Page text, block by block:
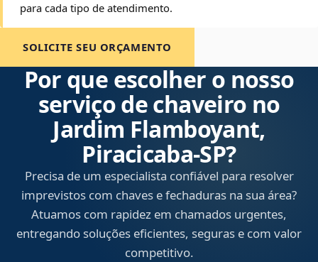
para cada tipo de atendimento.
SOLICITE SEU ORÇAMENTO
Por que escolher o nosso
serviço de chaveiro no
Jardim Flamboyant,
Piracicaba‑SP?
Precisa de um especialista confiável para resolver
imprevistos com chaves e fechaduras na sua área?
Atuamos com rapidez em chamados urgentes,
entregando soluções eficientes, seguras e com valor
competitivo.